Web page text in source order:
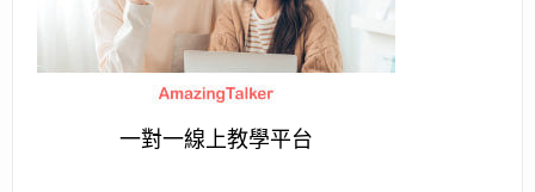
一對一線上教學平台